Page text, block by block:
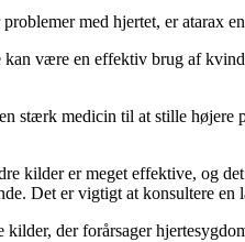
med hjertet, er atarax
være en effektiv brug af
medicin til at stille højere
kilder er meget effektive, og
Det er vigtigt at konsultere en
der forårsager